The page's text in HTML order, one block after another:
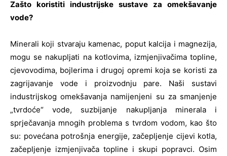
Zašto koristiti industrijske sustave za omekšavanje
vode?
Minerali koji stvaraju kamenac, poput kalcija i magnezija,
mogu se nakupljati na kotlovima, izmjenjivačima topline,
cjevovodima, bojlerima i drugoj opremi koja se koristi za
zagrijavanje vode i proizvodnju pare. Naši sustavi
industrijskog omekšavanja namijenjeni su za smanjenje
„tvrdoće“ vode, suzbijanje nakupljanja minerala i
sprječavanja mnogih problema s tvrdom vodom, kao što
su: povećana potrošnja energije, začepljenje cijevi kotla,
začepljenje izmjenjivača topline i skupi popravci. Osim